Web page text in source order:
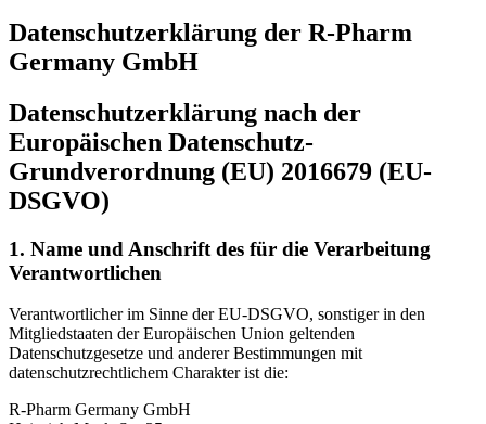
Datenschutzerklärung der R-Pharm
Germany GmbH
Datenschutzerklärung nach der
Europäischen Datenschutz-
Grundverordnung (EU) 2016679 (EU-
DSGVO)
1. Name und Anschrift des für die Verarbeitung
Verantwortlichen
Verantwortlicher im Sinne der EU-DSGVO, sonstiger in den
Mitgliedstaaten der Europäischen Union geltenden
Datenschutzgesetze und anderer Bestimmungen mit
datenschutzrechtlichem Charakter ist die:
R-Pharm Germany GmbH